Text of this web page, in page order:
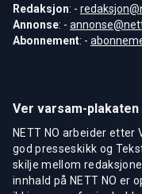
Redaksjon: -
Annonse: -
Abonnement: -
Ver varsam-plakaten
NETT NO arbeider
god presseskikk og
skilje mellom
innhald på NETT NO er